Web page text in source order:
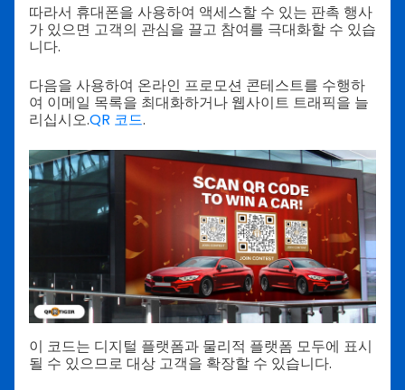
따라서 휴대폰을 사용하여 액세스할 수 있는 판촉 행사
가 있으면 고객의 관심을 끌고 참여를 극대화할 수 있습
니다.
다음을 사용하여 온라인 프로모션 콘테스트를 수행하
여 이메일 목록을 최대화하거나 웹사이트 트래픽을 늘
리십시오.QR 코드.
이 코드는 디지털 플랫폼과 물리적 플랫폼 모두에 표시
될 수 있으므로 대상 고객을 확장할 수 있습니다.